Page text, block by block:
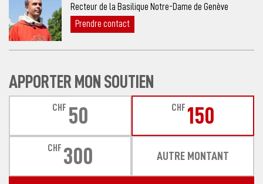
Recteur de la Basilique Notre-Dame de Genève
Prendre contact
APPORTER MON SOUTIEN
CHF 50 CHF 150
CHF 300 AUTRE MONTANT